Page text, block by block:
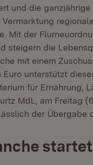
und die
Mit der
steigern die
mit einem
unterstützt
für Ernährung,
MdL, am Freitag
der Übergabe
startet